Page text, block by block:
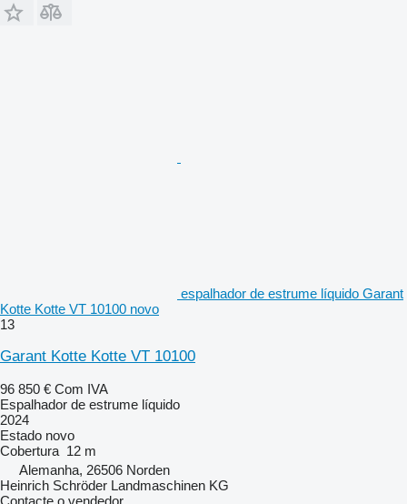
espalhador de estrume líquido Garant
Kotte Kotte VT 10100 novo
13
Garant Kotte Kotte VT 10100
96 850 € Com IVA
Espalhador de estrume líquido
2024
Estado novo
Cobertura 12 m
Alemanha, 26506 Norden
Heinrich Schröder Landmaschinen KG